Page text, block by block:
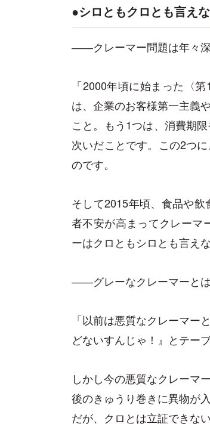
●シロともクロとも言え
――クレーマー問題は年々深
「2000年頃に始まった〈
は、企業のお客様第一主義
こと。もう1つは、消費期
次いだことです。この2つ
のです。
そして2015年頃、食品や
者不安が高まってクレーマ
ーはクロともシロとも言え
――グレーなクレーマーとは
「以前は悪質なクレーマー
どないすんじゃ！』とテー
しかし今の悪質なクレーマ
後のきゅうり巻きに異物が
だが、クロとは立証できな